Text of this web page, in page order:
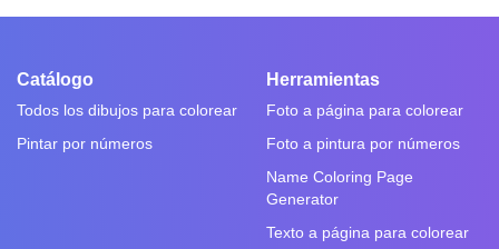
Catálogo
Todos los dibujos para colorear
Pintar por números
Herramientas
Foto a página para colorear
Foto a pintura por números
Name Coloring Page
Generator
Texto a página para colorear